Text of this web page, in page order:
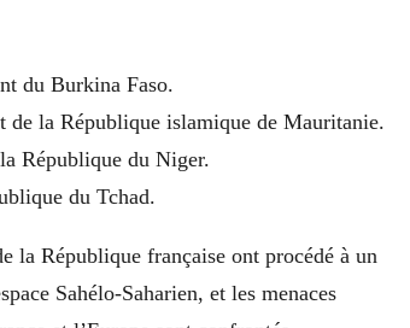
du Burkina Faso.
la République islamique de Mauritanie.
République du Niger.
du Tchad.
la République française ont procédé à un
Sahélo-Saharien, et les menaces